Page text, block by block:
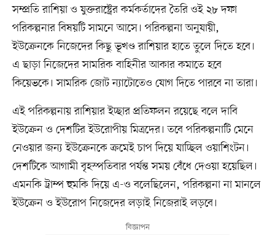
সম্প্রতি রাশিয়া ও যুক্তরাষ্ট্রের কর্মকর্তাদের তৈরি ওই ২৮ দফা
পরিকল্পনার বিষয়টি সামনে আসে। পরিকল্পনা অনুযায়ী,
ইউক্রেনকে নিজেদের কিছু ভূখণ্ড রাশিয়ার হাতে তুলে দিতে হবে।
এ ছাড়া নিজেদের সামরিক বাহিনীর আকার কমাতে হবে
কিয়েভকে। সামরিক জোট ন্যাটোতেও যোগ দিতে পারবে না তারা।
এই পরিকল্পনায় রাশিয়ার ইচ্ছার প্রতিফলন রয়েছে বলে দাবি
ইউক্রেন ও দেশটির ইউরোপীয় মিত্রদের। তবে পরিকল্পনাটি মেনে
নেওয়ার জন্য ইউক্রেনকে ক্রমেই চাপ দিয়ে যাচ্ছিল ওয়াশিংটন।
দেশটিকে আগামী বৃহস্পতিবার পর্যন্ত সময় বেঁধে দেওয়া হয়েছিল।
এমনকি ট্রাম্প হুমকি দিয়ে এ-ও বলেছিলেন, পরিকল্পনা না মানলে
ইউক্রেন ও ইউরোপ নিজেদের লড়াই নিজেরাই লড়বে।